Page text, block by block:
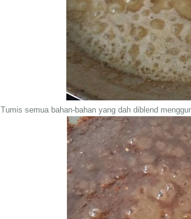
Tumis semua bahan-bahan yang dah diblend